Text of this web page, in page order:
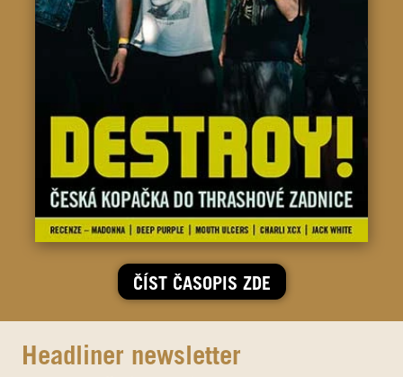
ČÍST ČASOPIS ZDE
Headliner newsletter